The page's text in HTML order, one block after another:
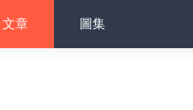
文章 圖集